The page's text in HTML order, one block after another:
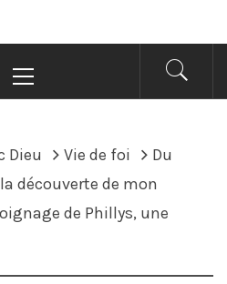
principal
Dieu Vie de foi
Du
découverte de mon
de Phillys, une